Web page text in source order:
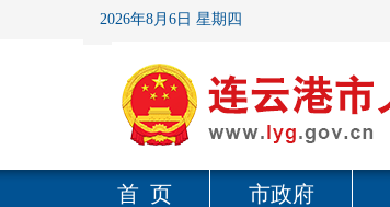
2026年8月6日 星期四
首 页 市政府